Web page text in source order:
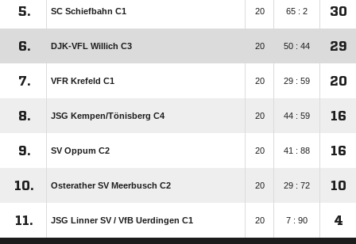
5. SC Schiefbahn C1 20 65 : 2 30
6. DJK-VFL Willich C3 20 50 : 44 29
7. VFR Krefeld C1 20 29 : 59 20
8. JSG Kempen/​Tönisberg C4 20 44 : 59 16
9. SV Oppum C2 20 41 : 88 16
10. Osterather SV Meerbusch C2 20 29 : 72 10
11. JSG Linner SV /​ VfB Uerdingen C1 20 7 : 90 4